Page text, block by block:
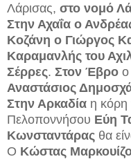
Λάρισας, στο νομό
Στην Αχαΐα ο
Κοζάνη ο Γιώργος
Καραμανλής του
Σέρρες. Στον Έβρο
Αναστάσιος
Στην Αρκαδία η κόρη
Πελοποννήσου Εύη
Κωνσταντάρας θα
Ο Κώστας